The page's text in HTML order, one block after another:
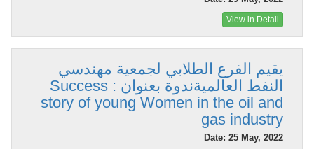
View in Detail
يقيم الفرع الطلابي لجمعية مهندسي
النفط العالميةندوة بعنوان : Success
story of young Women in the oil and
gas industry
Date: 25 May, 2022